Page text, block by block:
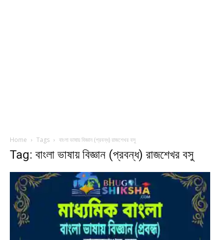
Home Tags বাংলা ভাষায় বিজ্ঞান (প্রবন্ধ) রাজশেখর বসু
Tag: বাংলা ভাষায় বিজ্ঞান (প্রবন্ধ) রাজশেখর বসু